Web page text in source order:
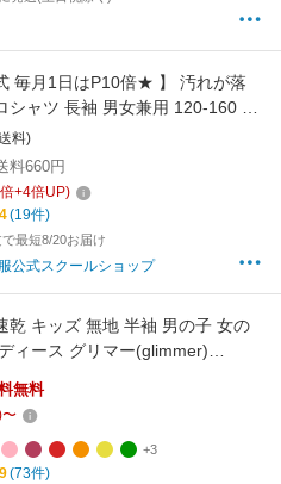
毎月1日はP10倍★ 】 汚れが落
シャツ 長袖 男女兼用 120-160 男
学生服 スクール 小学生
ボ学生服 2120004
料)
料660円
倍+4倍UP)
(19件)
最短8/20お届け
公式スクールショップ
乾 キッズ 無地 半袖 男の子 女の
ィース グリマー(glimmer)
供服 子供 子ども ジュニア こど
カット 4.4オンス スポーツ 運動
保育園 幼稚園 小学校 入園 入学
ス 100 110 120 130 140 150
無料
〜
+3
(73件)